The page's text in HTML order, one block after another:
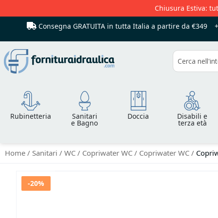
Chiusura Estiva:
Consegna GRATUITA in tutta Italia a partire da €349
Cerca
Rubinetteria Sanitari
e Bagno
Doccia Disabili e
terza età
Home Sanitari WC Copriwater WC Copriwater WC
Vai
-20%